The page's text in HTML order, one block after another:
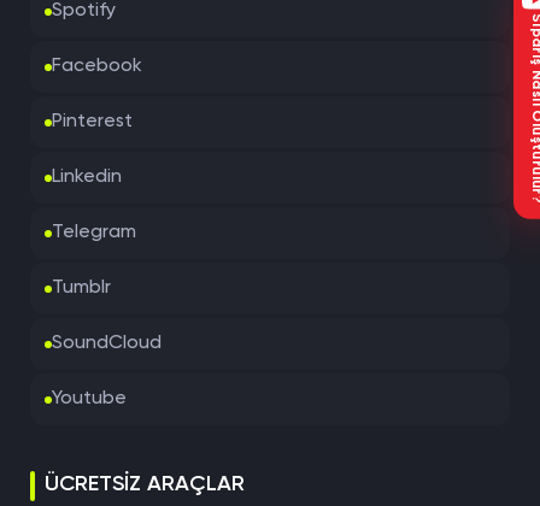
Spotify
Facebook
Pinterest
Linkedin
Telegram
Tumblr
SoundCloud
Youtube
ÜCRETSIZ ARAÇLAR
Sipariş